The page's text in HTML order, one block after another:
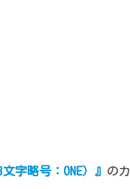
字略号：ONE）』 のカ